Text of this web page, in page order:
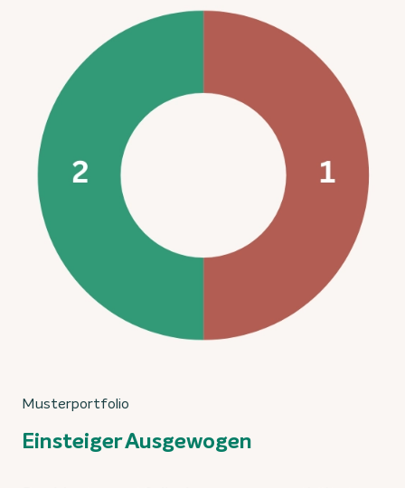
Musterportfolio
Einsteiger Ausgewogen